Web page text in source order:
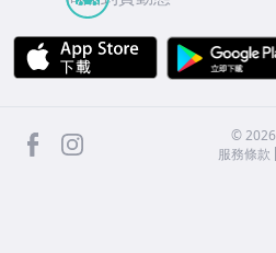
APP Store
facebook ©2026
服務條款